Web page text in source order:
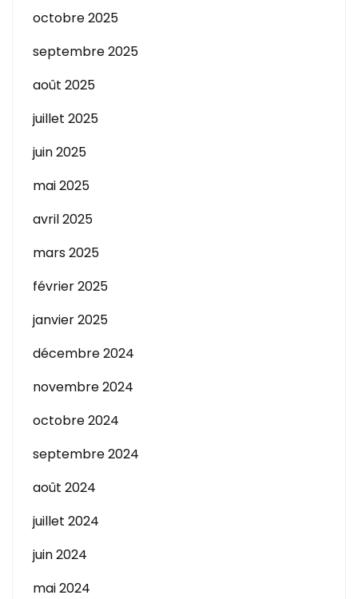
octobre 2025
septembre 2025
août 2025
juillet 2025
juin 2025
mai 2025
avril 2025
mars 2025
février 2025
janvier 2025
décembre 2024
novembre 2024
octobre 2024
septembre 2024
août 2024
juillet 2024
juin 2024
mai 2024